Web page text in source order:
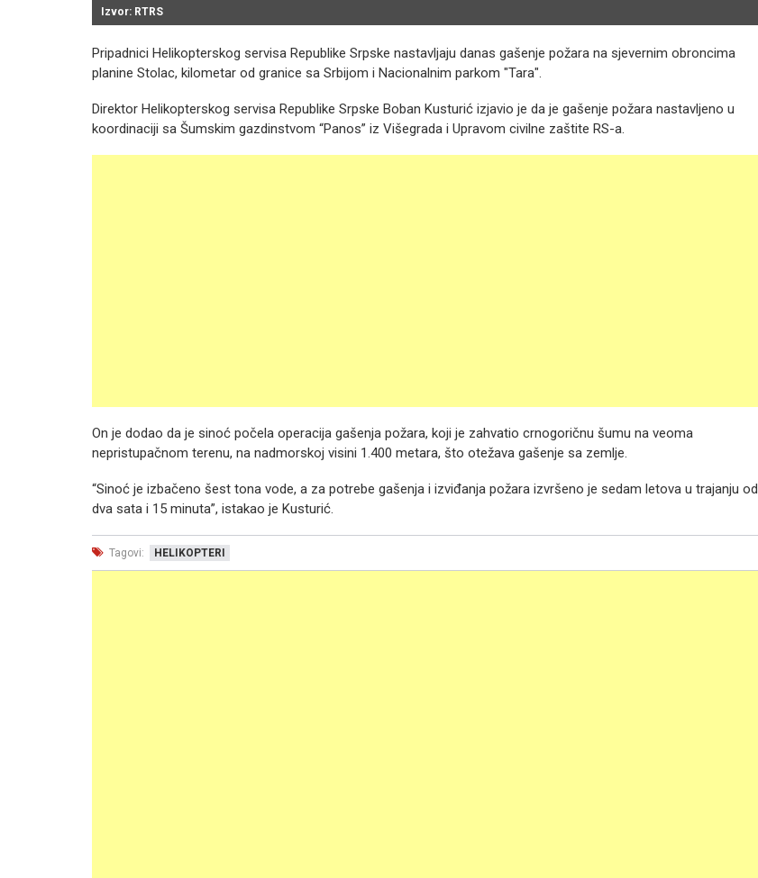
Izvor: RTRS
Pripadnici Helikopterskog servisa Republike Srpske nastavljaju danas gašenje požara na sjevernim obroncima
planine Stolac, kilometar od granice sa Srbijom i Nacionalnim parkom "Tara".
Direktor Helikopterskog servisa Republike Srpske Boban Kusturić izjavio je da je gašenje požara nastavljeno u
koordinaciji sa Šumskim gazdinstvom “Panos” iz Višegrada i Upravom civilne zaštite RS-a.
On je dodao da je sinoć počela operacija gašenja požara, koji je zahvatio crnogoričnu šumu na veoma
nepristupačnom terenu, na nadmorskoj visini 1.400 metara, što otežava gašenje sa zemlje.
“Sinoć je izbačeno šest tona vode, a za potrebe gašenja i izviđanja požara izvršeno je sedam letova u trajanju od
dva sata i 15 minuta”, istakao je Kusturić.
Tagovi: HELIKOPTERI